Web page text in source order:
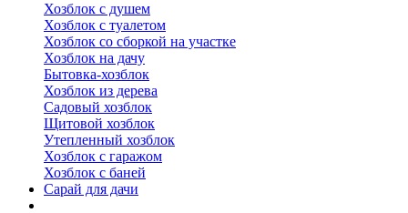
Хозблок с душем
Хозблок с туалетом
Хозблок со сборкой на участке
Хозблок на дачу
Бытовка-хозблок
Хозблок из дерева
Садовый хозблок
Щитовой хозблок
Утепленный хозблок
Хозблок с гаражом
Хозблок с баней
Сарай для дачи